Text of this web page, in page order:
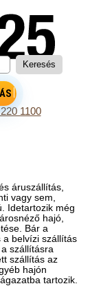
1100
áruszállítás,
vagy sem,
Idetartozik még
hajó,
Bár a
a belvízi szállítás
szállításra
szállítás az
hajón
tartozik.